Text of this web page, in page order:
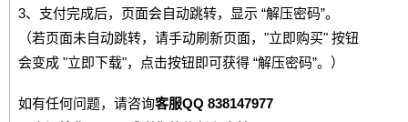
3、支付完成后，页面会自动跳转，显示 “解压密码”。
（若页面未自动跳转，请手动刷新页面，"立即购买" 按钮
会变成 "立即下载"，点击按钮即可获得 “解压密码”。）
如有任何问题，请咨询客服QQ 838147977